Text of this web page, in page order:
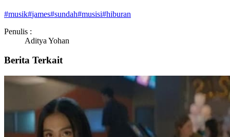
#musik#james#sundah#musisi#hiburan
Penulis :
Aditya Yohan
Berita Terkait